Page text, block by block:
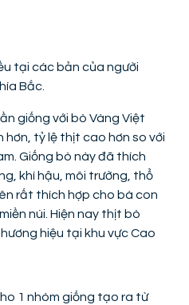
tại các bản của người
Bắc.
giống với bò Vàng Việt
hơn, tỷ lệ thịt cao hơn so với
Giống bò này đã thích
khí hậu, môi trường, thổ
rất thích hợp cho bà con
núi. Hiện nay thịt bò
hiệu tại khu vực Cao
1 nhóm giống tạo ra từ